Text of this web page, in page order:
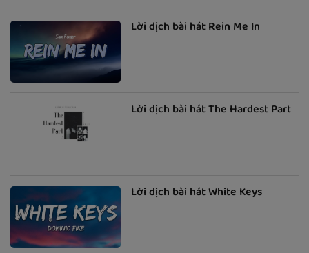
Lời dịch bài hát Rein Me In
Lời dịch bài hát The Hardest Part
Lời dịch bài hát White Keys